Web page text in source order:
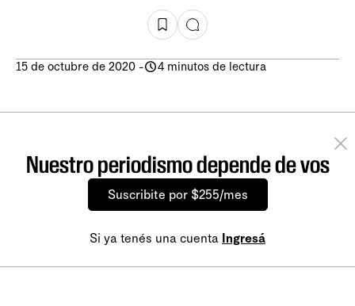
15 de octubre de 2020 - 4 minutos de lectura
Nuestro periodismo depende de vos
Suscribite por $255/mes
Si ya tenés una cuenta Ingresá